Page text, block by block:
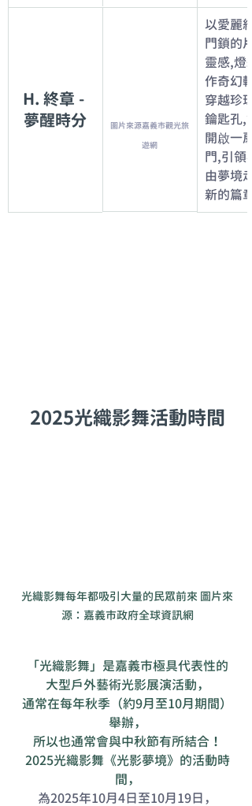
H. 終章 -
夢醒時分
圖片來源嘉義市觀光旅
遊網
以愛麗
門鎖的
靈感,燈
作奇幻
穿越珍
鑰匙孔,
開啟一
門,引領
由夢境
新的篇章
2025光織影舞活動時間
光織影舞每年都吸引大量的民眾前來 圖片來
源：嘉義市政府全球資訊網
「光織影舞」是嘉義市極具代表性的
大型戶外藝術光影展演活動，
通常在每年秋季（約9月至10月期間）
舉辦，
所以也通常會與中秋節有所結合！
2025光織影舞《光影夢境》的活動時
間，
為2025年10月4日至10月19日，